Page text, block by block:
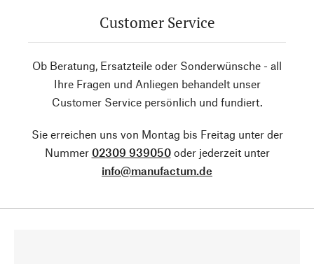
Customer Service
Ob Beratung, Ersatzteile oder Sonderwünsche - all
Ihre Fragen und Anliegen behandelt unser
Customer Service persönlich und fundiert.
Sie erreichen uns von Montag bis Freitag unter der
Nummer 02309 939050oder jederzeit unter
info@manufactum.de